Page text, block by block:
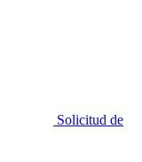
Solicitud de